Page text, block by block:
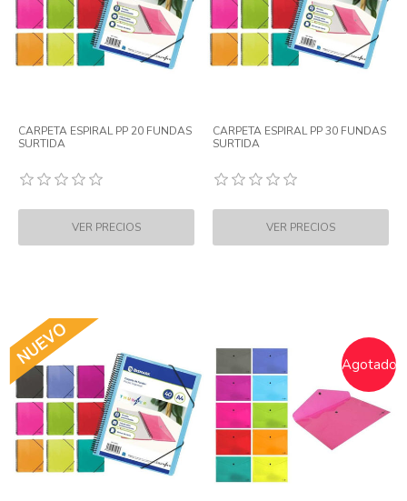
CARPETA ESPIRAL PP 20 FUNDAS
SURTIDA
CARPETA ESPIRAL PP 30 FUNDAS
SURTIDA
Agotado